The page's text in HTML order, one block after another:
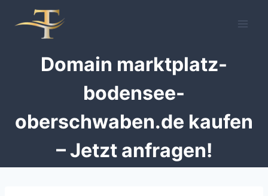
Inhalt
Domain marktplatz-
bodensee-
oberschwaben.de kaufen
– Jetzt anfragen!